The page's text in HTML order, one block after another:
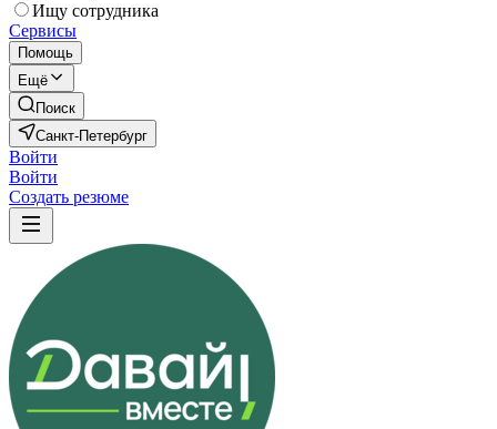
Ищу сотрудника
Сервисы
Помощь
Ещё
Поиск
Санкт-Петербург
Войти
Войти
Создать резюме